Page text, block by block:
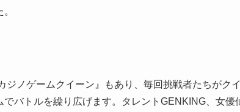
ジノゲームクイーン』もあり、毎回挑戦者たちがク
でバトルを繰り広げます。タレントGENKING、女優